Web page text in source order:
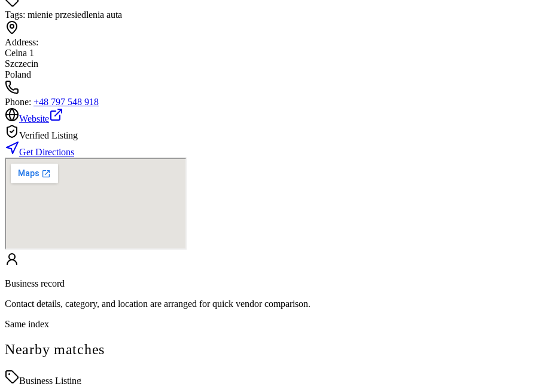
Tags: mienie przesiedlenia auta
Address:
Celna 1
Szczecin
Poland
Phone: +48 797 548 918
Website
Verified Listing
Get Directions
Business record
Contact details, category, and location are arranged for quick vendor comparison.
Same index
Nearby matches
Business Listing